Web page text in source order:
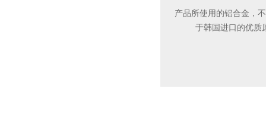
产品所使用的铝合金，
于韩国进口的优质